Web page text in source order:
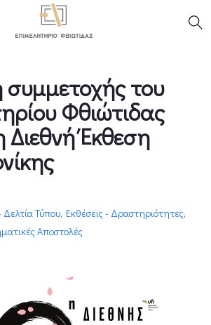
του
Φθιώτιδας
Έκθεση
Δελτία Τύπου, Εκθέσεις - Δραστηριότητες,
Αποστολές